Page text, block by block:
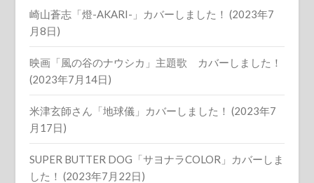
崎山蒼志「燈-AKARI-」カバーしました！ (2023年7
月8日)
映画「風の谷のナウシカ」主題歌 カバーしました！
(2023年7月14日)
米津玄師さん「地球儀」カバーしました！ (2023年7
月17日)
SUPER BUTTER DOG「サヨナラCOLOR」カバーしま
した！ (2023年7月22日)